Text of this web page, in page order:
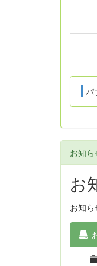
パ
お知ら
お
お知ら